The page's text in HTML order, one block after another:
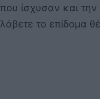
που ίσχυσαν και
λάβετε το επίδομα